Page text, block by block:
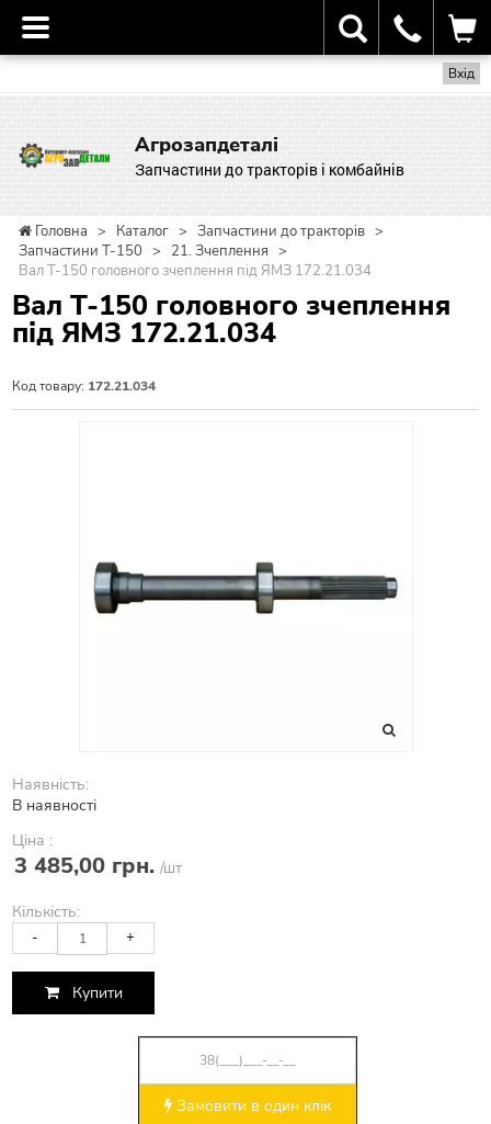
Вхід
Агрозапдеталі
Запчастини до тракторів і комбайнів
Головна > Каталог > Запчастини до тракторів >
Запчастини Т-150 > 21. Зчеплення >
Вал Т-150 головного зчеплення під ЯМЗ 172.21.034
Вал Т-150 головного зчеплення
під ЯМЗ 172.21.034
Код товару: 172.21.034
Наявність:
В наявності
Ціна :
3 485,00 грн. /шт
Кількість:
- +
Купити
Замовити в один клік